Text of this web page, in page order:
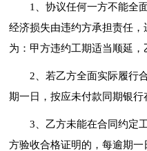
1、协议任何一方不能全
经济损失由违约方承担责任
为：甲方违约工期适当顺延，
2、若乙方全面实际履行
期一日，按应未付款同期银行
3、乙方未能在合同约定
方验收合格证明的，每逾期